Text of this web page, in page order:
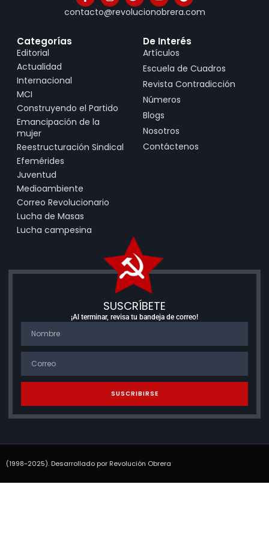
contacto@revolucionobrera.com
Categorías
Editorial
Actualidad
Internacional
MCI
Construyendo el Partido
Emancipación de la
mujer
Reestructuración Sindical
Efemérides
Juventud
Medioambiente
Correo Revolucionario
Lucha de Masas
Lucha campesina
De Interés
Artículos
Escuela de Cuadros
Revista Contradicción
Números
Blogs
Nosotros
Contáctenos
SUSCRÍBETE
¡Al terminar, revisa tu bandeja de correo!
SUSCRIBIRSE
(1998-2025). Desarrollado por Revolución Obrera